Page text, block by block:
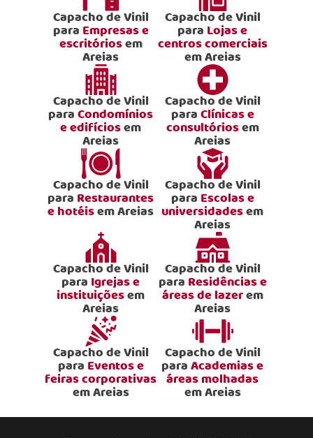
Capacho de Vinil
para Empresas e
escritóriosem
Areias
Capacho de Vinil
para Lojas e
centros comerciais
em Areias
Capacho de Vinil
paraCondomínios
e edifíciosem
Areias
Capacho de Vinil
paraClínicas e
consultóriosem
Areias
Capacho de Vinil
para Restaurantes
e hotéisem Areias
Capacho de Vinil
para Escolas e
universidadesem
Areias
Capacho de Vinil
para Igrejas e
instituiçõesem
Areias
Capacho de Vinil
para Residências e
áreas de lazerem
Areias
Capacho de Vinil
para Eventos e
feiras corporativas
em Areias
Capacho de Vinil
paraAcademias e
áreas molhadas
em Areias